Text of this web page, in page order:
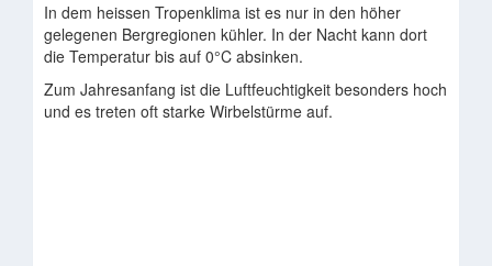
In dem heissen Tropenklima ist es nur in den höher
gelegenen Bergregionen kühler. In der Nacht kann dort
die Temperatur bis auf 0°C absinken.
Zum Jahresanfang ist die Luftfeuchtigkeit besonders hoch
und es treten oft starke Wirbelstürme auf.